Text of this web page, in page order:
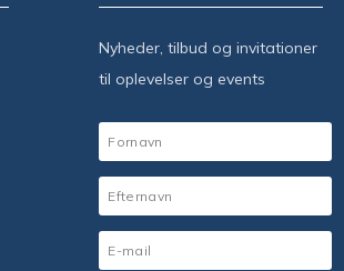
Nyheder, tilbud og invitationer
til oplevelser og events